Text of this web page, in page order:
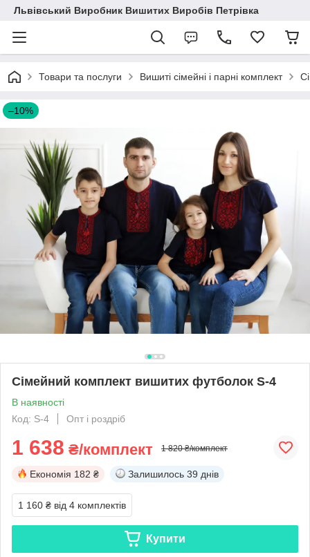
Львівський Виробник Вишитих Виробів Петрівка
Товари та послуги Вишиті сімейні і парні комплект
–10%
Сімейний комплект вишитих футболок S-4
В наявності
Код: S-4
Опт і роздріб
1 638 ₴/комплект 1 820 ₴/комплект
Економія 182 ₴ Залишилось 39 днів
1 160 ₴ від 4 комплектів
Купити